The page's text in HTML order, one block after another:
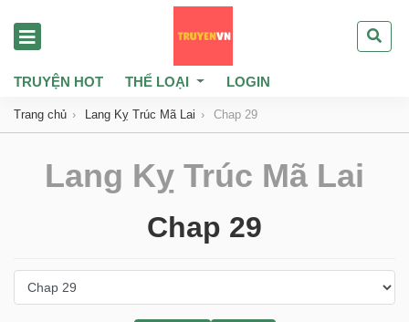
TRUYỆN HOT THỂ LOẠI LOGIN
Trang chủ Lang Kỵ Trúc Mã Lai Chap 29
Lang Kỵ Trúc Mã Lai
Chap 29